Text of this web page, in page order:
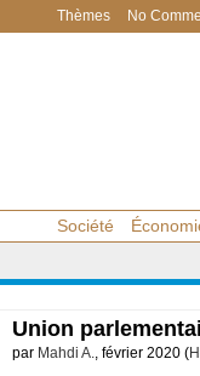
Thèmes No
Société
Union
par Mahdi A., février 2020 (